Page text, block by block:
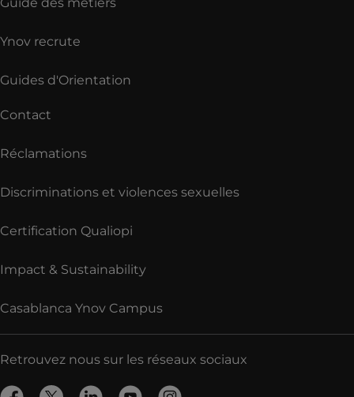
Ynov recrute
Guides d'Orientation
Contact
Réclamations
Discriminations et violences sexuelles
Certification Qualiopi
Impact & Sustainability
Casablanca Ynov Campus
Retrouvez nous sur les réseaux sociaux